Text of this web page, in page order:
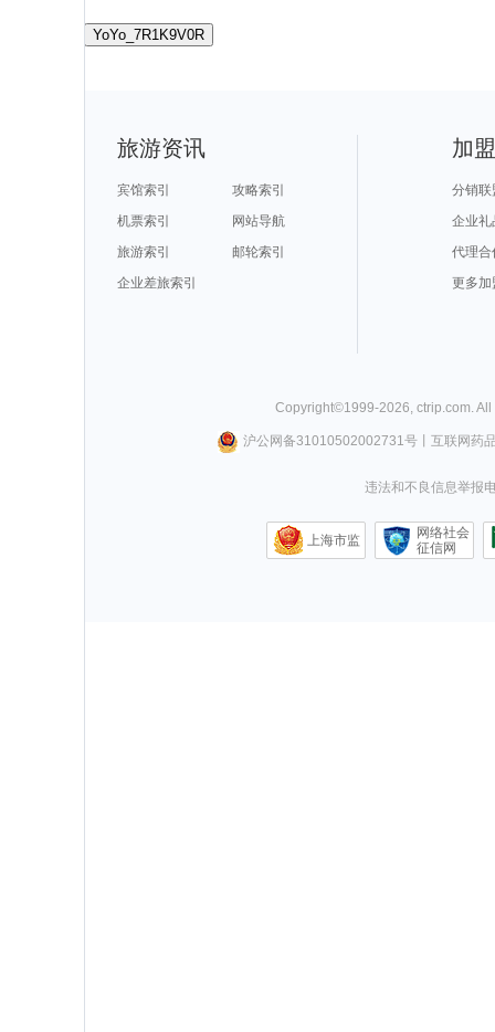
YoYo_7R1K9V0R
旅游资讯
宾馆索引
攻略索引
机票索引
网站导航
旅游索引
邮轮索引
企业差旅索引
加
分销联
企业礼
代理合
更多加
Copyright©1999-2026, ctrip.com.
沪公网备31010502002731号丨 互联网药
违法和不良信息举报
上海市监
网络社会
征信网